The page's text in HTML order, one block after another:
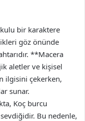
bir karaktere
göz önünde
**Macera
aletler ve kişisel
ilgisini çekerken,
sunar.
Koç burcu
Bu nedenle,